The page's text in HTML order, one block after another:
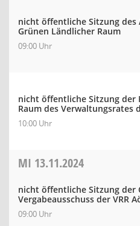
nicht öffentliche Sitzung des
Grünen Ländlicher Raum
09:00 Uhr
nicht öffentliche Sitzung der
Raum des Verwaltungsrates
10:00 Uhr
MI 13.11.2024
nicht öffentliche Sitzung der
Vergabeausschuss der VRR
09:00 Uhr